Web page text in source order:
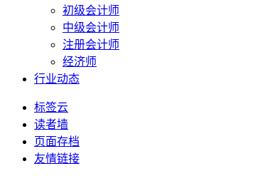
初级会计师
中级会计师
注册会计师
经济师
行业动态
标签云
读者墙
页面存档
友情链接